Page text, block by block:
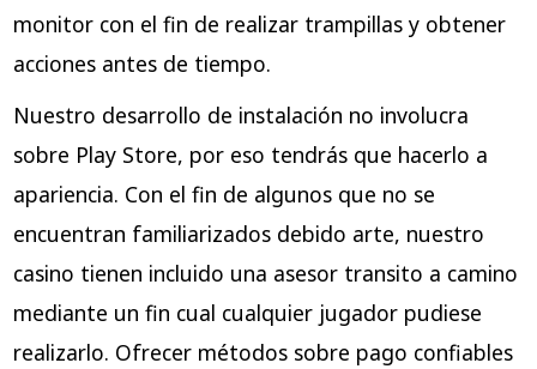
monitor con el fin de realizar trampillas y obtener
acciones antes de tiempo.
Nuestro desarrollo de instalación no involucra
sobre Play Store, por eso tendrás que hacerlo a
apariencia. Con el fin de algunos que no se
encuentran familiarizados debido arte, nuestro
casino tienen incluido una asesor transito a camino
mediante un fin cual cualquier jugador pudiese
realizarlo. Ofrecer métodos sobre pago confiables